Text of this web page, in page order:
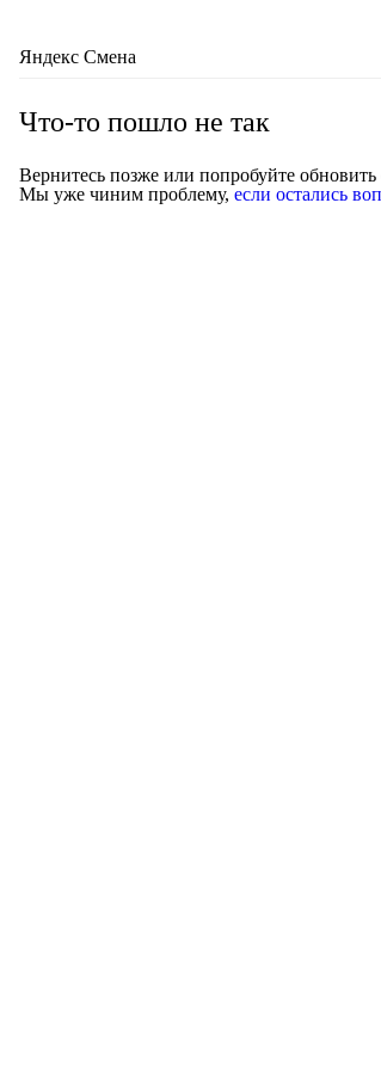
Яндекс Смена
Что-то пошло не так
Вернитесь позже или попробуйте обновить
Мы уже чиним проблему, если остались